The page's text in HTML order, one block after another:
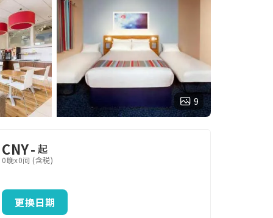
9
CNY- 起
0晚x0间 (含税)
更换日期